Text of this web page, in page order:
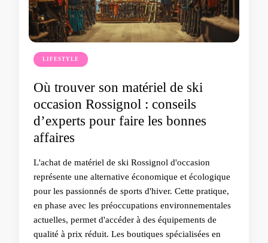
LIFESTYLE
Où trouver son matériel de ski
occasion Rossignol : conseils
d’experts pour faire les bonnes
affaires
L'achat de matériel de ski Rossignol d'occasion
représente une alternative économique et écologique
pour les passionnés de sports d'hiver. Cette pratique,
en phase avec les préoccupations environnementales
actuelles, permet d'accéder à des équipements de
qualité à prix réduit. Les boutiques spécialisées en